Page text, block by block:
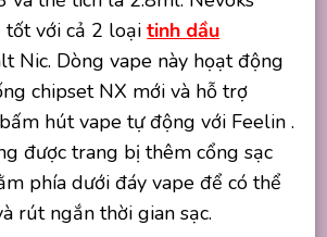
tốt với cả 2 loạitinh dầu
Nic. Dòng vape này họạt động
chipset NX mới và hỗ trợ
hút vape tự động với Feelin .
được trang bị thêm cổng sạc
phía dưới đáy vape để có thể
rút ngắn thời gian sạc.